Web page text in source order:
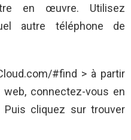
en œuvre. Utilisez
autre téléphone de
#find > à partir
connectez-vous en
Puis cliquez sur trouver